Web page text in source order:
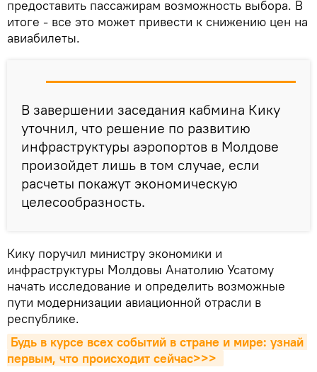
предоставить пассажирам возможность выбора. В
итоге - все это может привести к снижению цен на
авиабилеты.
В завершении заседания кабмина Кику
уточнил, что решение по развитию
инфраструктуры аэропортов в Молдове
произойдет лишь в том случае, если
расчеты покажут экономическую
целесообразность.
Кику поручил министру экономики и
инфраструктуры Молдовы Анатолию Усатому
начать исследование и определить возможные
пути модернизации авиационной отрасли в
республике.
Будь в курсе всех событий в стране и мире: узнай
первым, что происходит сейчаc>>>